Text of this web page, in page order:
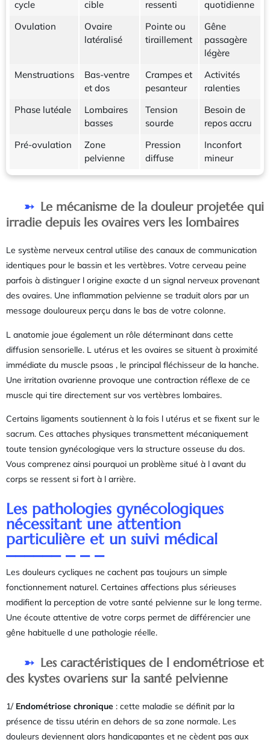
cycle
cible
ressenti
quotidienne
Ovulation
Ovaire
latéralisé
Pointe ou
tiraillement
Gêne
passagère
légère
Menstruations
Bas-ventre
et dos
Crampes et
pesanteur
Activités
ralenties
Phase lutéale
Lombaires
basses
Tension
sourde
Besoin de
repos accru
Pré-ovulation
Zone
pelvienne
Pression
diffuse
Inconfort
mineur
Le mécanisme de la douleur projetée qui
irradie depuis les ovaires vers les lombaires
Le système nerveux central utilise des canaux de communication
identiques pour le bassin et les vertèbres. Votre cerveau peine
parfois à distinguer l origine exacte d un signal nerveux provenant
des ovaires. Une inflammation pelvienne se traduit alors par un
message douloureux perçu dans le bas de votre colonne.
L anatomie joue également un rôle déterminant dans cette
diffusion sensorielle. L utérus et les ovaires se situent à proximité
immédiate du muscle psoas , le principal fléchisseur de la hanche.
Une irritation ovarienne provoque une contraction réflexe de ce
muscle qui tire directement sur vos vertèbres lombaires.
Certains ligaments soutiennent à la fois l utérus et se fixent sur le
sacrum. Ces attaches physiques transmettent mécaniquement
toute tension gynécologique vers la structure osseuse du dos.
Vous comprenez ainsi pourquoi un problème situé à l avant du
corps se ressent si fort à l arrière.
Les pathologies gynécologiques
nécessitant une attention
particulière et un suivi médical
Les douleurs cycliques ne cachent pas toujours un simple
fonctionnement naturel. Certaines affections plus sérieuses
modifient la perception de votre santé pelvienne sur le long terme.
Une écoute attentive de votre corps permet de différencier une
gêne habituelle d une pathologie réelle.
Les caractéristiques de l endométriose et
des kystes ovariens sur la santé pelvienne
1/ Endométriose chronique : cette maladie se définit par la
présence de tissu utérin en dehors de sa zone normale. Les
douleurs deviennent alors handicapantes et ne cèdent pas aux